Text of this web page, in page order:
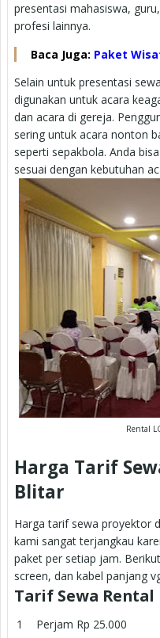
presentasi mahasiswa,
profesi lainnya.
Baca Juga: Paket
Selain untuk presentasi
digunakan untuk acara
dan acara di gereja.
sering untuk acara nonton
seperti sepakbola. Anda
sesuai dengan kebutuhan
Rental
Harga Tarif
Blitar
Harga tarif sewa proyektor
kami sangat terjangkau
paket per setiap jam.
screen, dan kabel panjang
Tarif Sewa
Perjam Rp 25.000